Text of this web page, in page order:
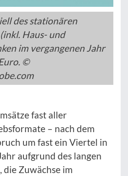
des stationären
Haus- und
im vergangenen Jahr
©
fast aller
– nach dem
um fast ein Viertel in
aufgrund des langen
die Zuwächse im